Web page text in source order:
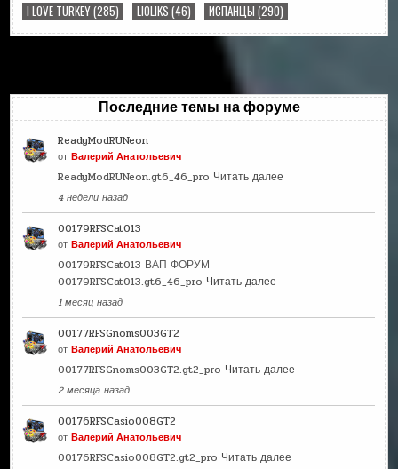
I LOVE TURKEY(285) LIOLIKS (46) ИСПАНЦЫ (290)
Последние темы на форуме
ReadyModRUNeon
отВалерий Анатольевич
ReadyModRUNeon.gt6_46_pro Читать далее
4 недели назад
00179RFSCat013
отВалерий Анатольевич
00179RFSCat013 ВАП ФОРУМ
00179RFSCat013.gt6_46_pro Читать далее
1 месяц назад
00177RFSGnoms003GT2
отВалерий Анатольевич
00177RFSGnoms003GT2.gt2_pro Читать далее
2 месяца назад
00176RFSCasio008GT2
отВалерий Анатольевич
00176RFSCasio008GT2.gt2_pro Читать далее